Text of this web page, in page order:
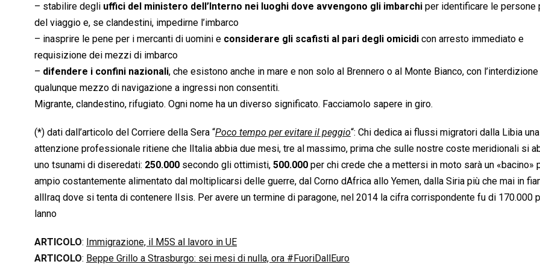
– stabilire degli uffici del ministero dell’Interno nei luoghi dove avvengono gli imbarchi per identificare le persone
del viaggio e, se clandestini, impedirne l’imbarco
– inasprire le pene per i mercanti di uomini e considerare gli scafisti al pari degli omicidi con arresto immediato e
requisizione dei mezzi di imbarco
– difendere i confini nazionali, che esistono anche in mare e non solo al Brennero o al Monte Bianco, con l’interdizione
qualunque mezzo di navigazione a ingressi non consentiti.
Migrante, clandestino, rifugiato. Ogni nome ha un diverso significato. Facciamolo sapere in giro.
(*) dati dall’articolo del Corriere della Sera “Poco tempo per evitare il peggio“: Chi dedica ai flussi migratori dalla Libia una
attenzione professionale ritiene che lItalia abbia due mesi, tre al massimo, prima che sulle nostre coste meridionali si
uno tsunami di diseredati: 250.000 secondo gli ottimisti, 500.000 per chi crede che a mettersi in moto sarà un «bacino»
ampio costantemente alimentato dal moltiplicarsi delle guerre, dal Corno dAfrica allo Yemen, dalla Siria più che mai in
allIraq dove si tenta di contenere lIsis. Per avere un termine di paragone, nel 2014 la cifra corrispondente fu di 170.000
lanno
ARTICOLO: Immigrazione, il M5S al lavoro in UE
ARTICOLO: Beppe Grillo a Strasburgo: sei mesi di nulla, ora #FuoriDallEuro